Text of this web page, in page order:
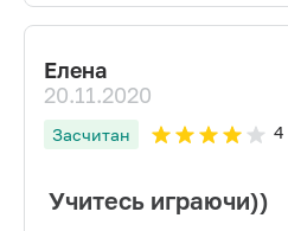
Елена
20.11.2020
Засчитан 4
Учитесь играючи))